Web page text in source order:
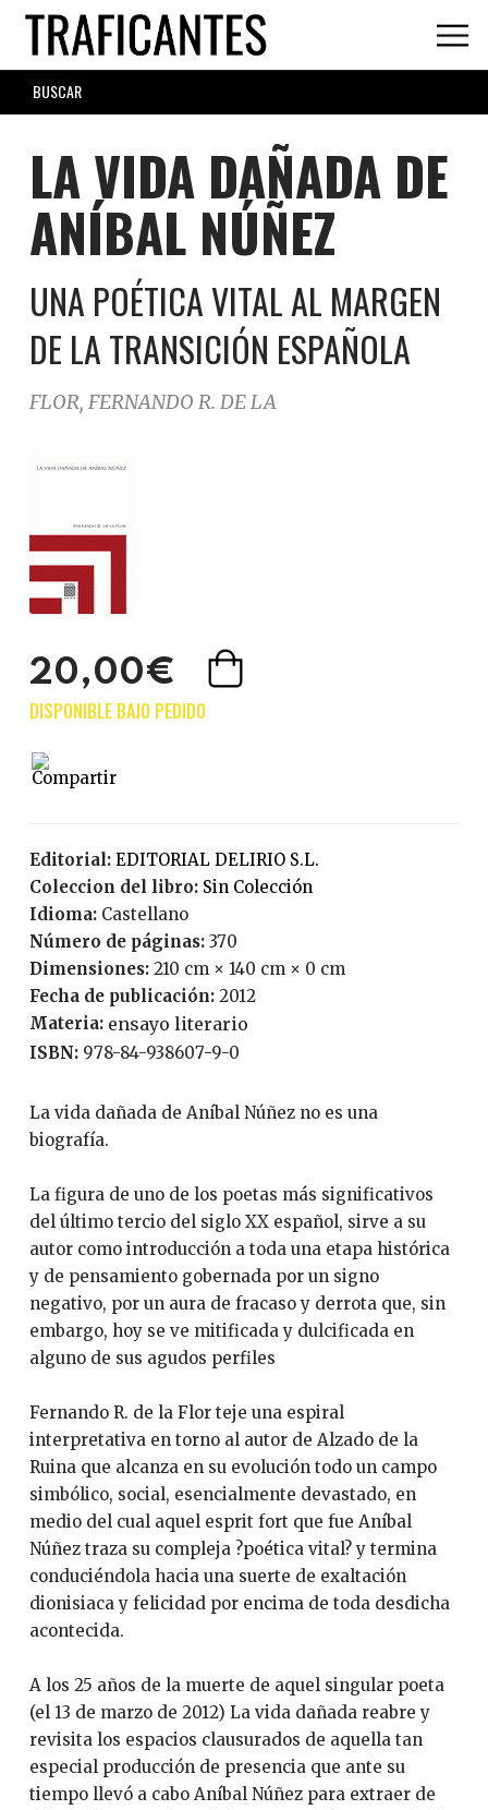
Skip
main
content
SEARCH
FORM
LA VIDA DAÑADA DE
ANÍBAL NÚÑEZ
UNA POÉTICA VITAL AL MARGEN
DE LA TRANSICIÓN ESPAÑOLA
FLOR, FERNANDO R. DE LA
20,00€
Editorial:
EDITORIAL DELIRIO S.L.
Coleccion del libro:
Sin Colección
Idioma:
Castellano
Número de páginas: 370
Dimensiones: 210 cm × 140 cm × 0 cm
Fecha de publicación:
2012
Materia: ensayo literario
ISBN: 978-84-938607-9-0
La vida dañada de Aníbal Núñez no es una
biografía.
La figura de uno de los poetas más significativos
del último tercio del siglo XX español, sirve a su
autor como introducción a toda una etapa histórica
y de pensamiento gobernada por un signo
negativo, por un aura de fracaso y derrota que, sin
embargo, hoy se ve mitificada y dulcificada en
alguno de sus agudos perfiles
Fernando R. de la Flor teje una espiral
interpretativa en torno al autor de Alzado de la
Ruina que alcanza en su evolución todo un campo
simbólico, social, esencialmente devastado, en
medio del cual aquel esprit fort que fue Aníbal
Núñez traza su compleja ?poética vital? y termina
conduciéndola hacia una suerte de exaltación
dionisiaca y felicidad por encima de toda desdicha
acontecida.
A los 25 años de la muerte de aquel singular poeta
(el 13 de marzo de 2012) La vida dañada reabre y
revisita los espacios clausurados de aquella tan
especial producción de presencia que ante su
tiempo llevó a cabo Aníbal Núñez para extraer de